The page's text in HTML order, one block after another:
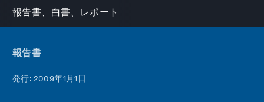
報告書、白書、レポート
報告書
発行: 2009年1月1日